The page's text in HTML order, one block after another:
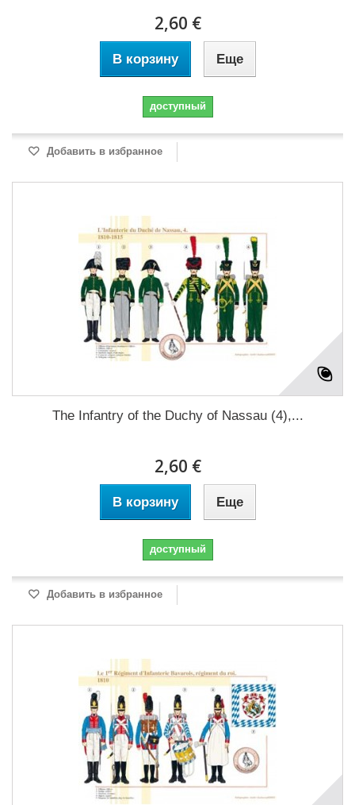
2,60 €
В корзину Еще
доступный
Добавить в избранное
The Infantry of the Duchy of Nassau (4),...
2,60 €
В корзину Еще
доступный
Добавить в избранное